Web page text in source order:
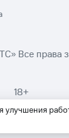
улучшения
Все права
18+